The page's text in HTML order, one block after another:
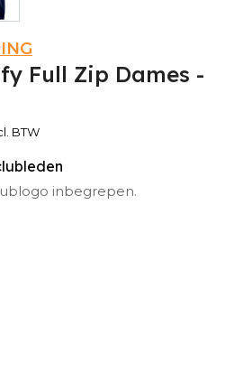
Full Zip Dames -
BTW
inbegrepen.
niet omgeruild worden.